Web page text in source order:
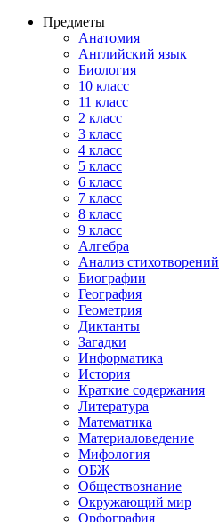
Предметы
Анатомия
Английский язык
Биология
10 класс
11 класс
2 класс
3 класс
4 класс
5 класс
6 класс
7 класс
8 класс
9 класс
Алгебра
Анализ стихотворений
Биографии
География
Геометрия
Диктанты
Загадки
Информатика
История
Краткие содержания
Литература
Математика
Материаловедение
Мифология
ОБЖ
Обществознание
Окружающий мир
Орфография